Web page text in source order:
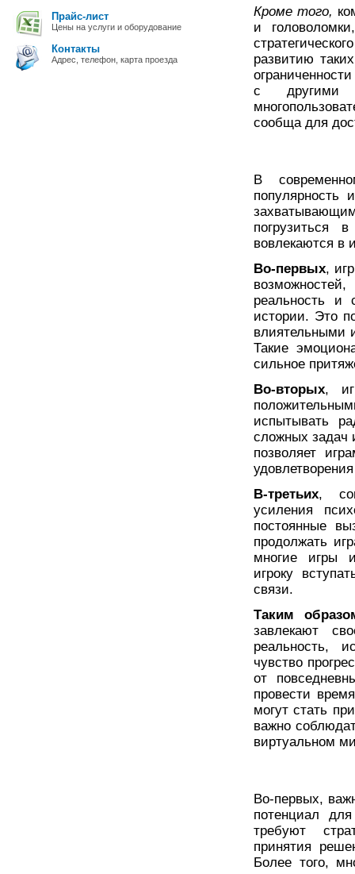
Прайс-лист
Цены на услуги и оборудование
Контакты
Адрес, телефон, карта проезда
Кроме того,
и
развитию
с другими
сообща для
В
популярность
вовлекаются в
Во-первых,
реальность и
истории. Это
влиятельными
Такие
сильное
Во-вторых,
испытывать
сложных задач
позволяет
В-третьих,
усиления
постоянные
продолжать
многие игры
игроку
связи.
Таким
завлекают
реальность,
чувство
от
провести
могут стать
важно
виртуальном
Во-первых,
потенциал
требуют
принятия
Более того,